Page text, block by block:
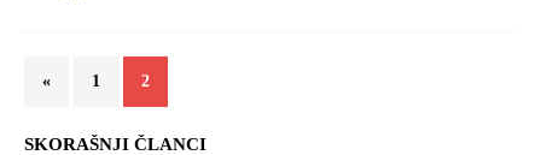
« 1 2
SKORAŠNJI ČLANCI